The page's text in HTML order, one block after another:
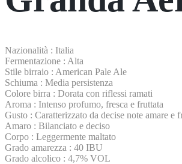
Nazionalità : Italia
Fermentazione : Alta
Stile birraio : American Pale Ale
Schiuma : Media persistenza
Colore birra : Dorata con riflessi ramati
Aroma : Intenso profumo, fresca e fruttata
Gusto : Caratterizzato da decise note amare e
Amaro : Bilanciato e deciso
Corpo : Leggermente maltato
Grado amarezza : 40 IBU
Grado alcolico : 4,7% VOL